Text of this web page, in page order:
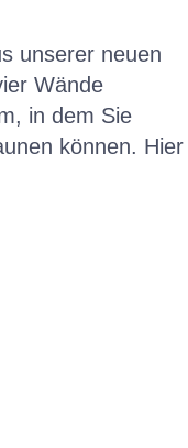
unserer neuen
Wände
in dem Sie
können. Hier